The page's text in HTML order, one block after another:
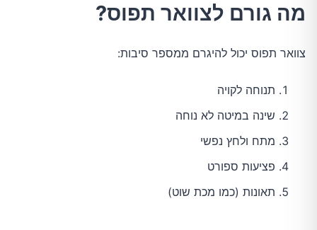
מה גורם לצוואר תפוס?
צוואר תפוס יכול להיגרם ממספר סיבות:
תנוחה לקויה
שינה במיטה לא נוחה
מתח ולחץ נפשי
פציעות ספורט
תאונות (כמו מכת שוט)